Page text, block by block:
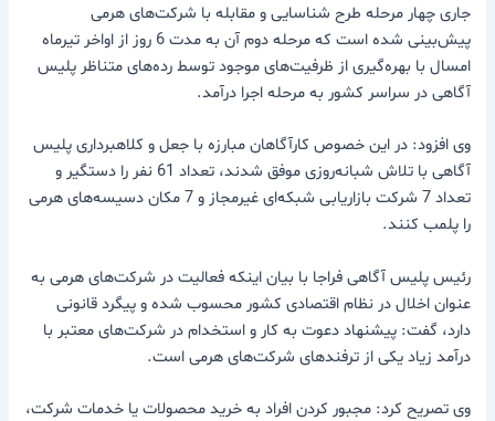
جاری چهار مرحله طرح شناسایی و مقابله با شرکت‌های هرمی
پیش‌بینی شده است که مرحله دوم آن به مدت 6 روز از اواخر تیرماه
امسال با بهره‌گیری از ظرفیت‌های موجود توسط رده‌های متناظر پلیس
آگاهی در سراسر کشور به مرحله اجرا درآمد.
وی افزود: در این خصوص کارآگاهان مبارزه با جعل و کلاهبرداری پلیس
آگاهی با تلاش شبانه‌روزی موفق شدند، تعداد 61 نفر را دستگیر و
تعداد 7 شرکت بازاریابی شبکه‌ای غیرمجاز و 7 مکان دسیسه‌های هرمی
را پلمب کنند.
رئیس پلیس آگاهی فراجا با بیان اینکه فعالیت در شرکت‌های هرمی به
عنوان اخلال در نظام اقتصادی کشور محسوب شده و پیگرد قانونی
دارد، گفت: پیشنهاد دعوت به کار و استخدام در شرکت‌های معتبر با
درآمد زیاد یکی از ترفندهای شرکت‌های هرمی است.
وی تصریح کرد: مجبور کردن افراد به خرید محصولات یا خدمات شرکت،